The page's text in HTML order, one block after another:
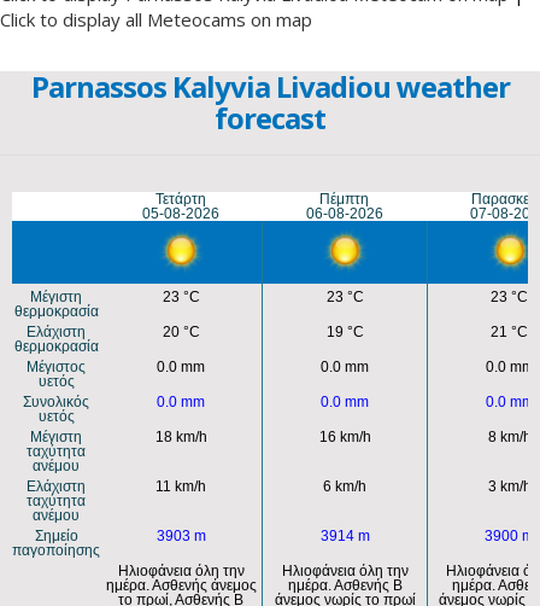
Click to display all Meteocams on map
Parnassos Kalyvia Livadiou weather
forecast